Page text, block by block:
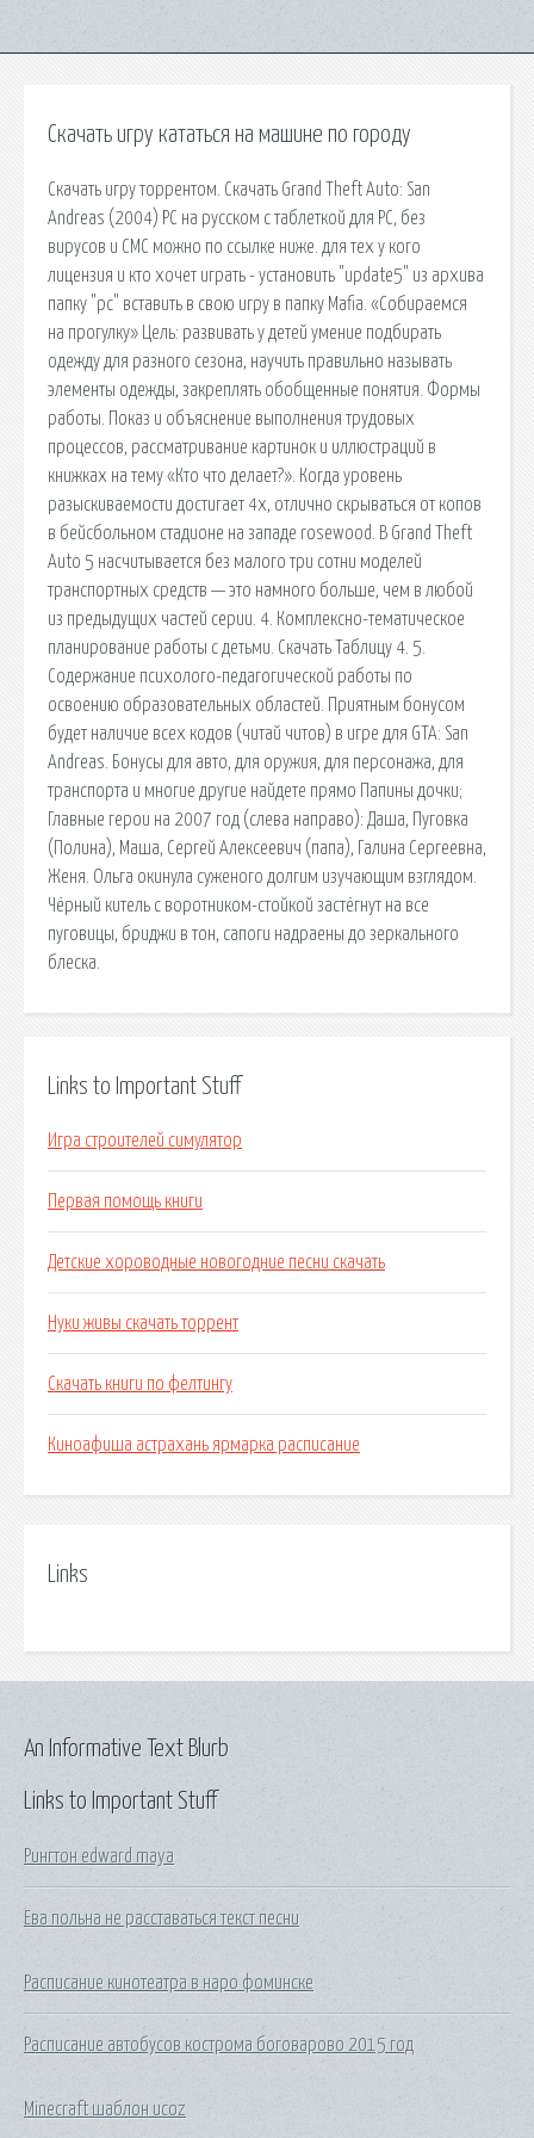
Скачать игру кататься на машине по городу
Скачать игру торрентом. Скачать Grand Theft Auto: San
Andreas (2004) PC на русском с таблеткой для PC, без
вирусов и СМС можно по ссылке ниже. для тех у кого
лицензия и кто хочет играть - установить "update5" из архива
папку "pc" вставить в свою игру в папку Mafia. «Собираемся
на прогулку» Цель: развивать у детей умение подбирать
одежду для разного сезона, научить правильно называть
элементы одежды, закреплять обобщенные понятия. Формы
работы. Показ и объяснение выполнения трудовых
процессов, рассматривание картинок и иллюстраций в
книжках на тему «Кто что делает?». Когда уровень
разыскиваемости достигает 4х, отлично скрываться от копов
в бейсбольном стадионе на западе rosewood. В Grand Theft
Auto 5 насчитывается без малого три сотни моделей
транспортных средств — это намного больше, чем в любой
из предыдущих частей серии. 4. Комплексно-тематическое
планирование работы с детьми. Скачать Таблицу 4. 5.
Содержание психолого-педагогической работы по
освоению образовательных областей. Приятным бонусом
будет наличие всех кодов (читай читов) в игре для GTA: San
Andreas. Бонусы для авто, для оружия, для персонажа, для
транспорта и многие другие найдете прямо Папины дочки;
Главные герои на 2007 год (слева направо): Даша, Пуговка
(Полина), Маша, Сергей Алексеевич (папа), Галина Сергеевна,
Женя. Ольга окинула суженого долгим изучающим взглядом.
Чёрный китель с воротником-стойкой застёгнут на все
пуговицы, бриджи в тон, сапоги надраены до зеркального
блеска.
Links to Important Stuff
Игра строителей симулятор
Первая помощь книги
Детские хороводные новогодние песни скачать
Нуки живы скачать торрент
Скачать книги по фелтингу
Киноафиша астрахань ярмарка расписание
Links
Links to Important Stuff
Рингтон edward maya
Ева польна не расставаться текст песни
Расписание кинотеатра в наро фоминске
Расписание автобусов кострома боговарово 2015 год
Minecraft шаблон ucoz
An Informative Text Blurb